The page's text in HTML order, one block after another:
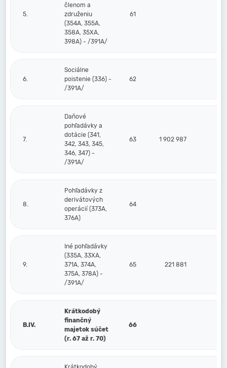
5.
členom a
združeniu
(354A, 355A,
358A, 35XA,
398A) - /391A/
61
6.
Sociálne
poistenie (336) -
/391A/
62
7.
Daňové
pohľadávky a
dotácie (341,
342, 343, 345,
346, 347) -
/391A/
63 1 902 987
8.
Pohľadávky z
derivátových
operácií (373A,
376A)
64
9.
Iné pohľadávky
(335A, 33XA,
371A, 374A,
375A, 378A) -
/391A/
65 221 881
B.IV.
Krátkodobý
finančný
majetok súčet
(r. 67 až r. 70)
66